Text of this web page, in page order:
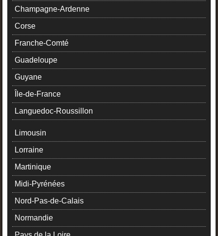
Champagne-Ardenne
Corse
Franche-Comté
Guadeloupe
Guyane
Île-de-France
Languedoc-Roussillon
Limousin
Lorraine
Martinique
Midi-Pyrénées
Nord-Pas-de-Calais
Normandie